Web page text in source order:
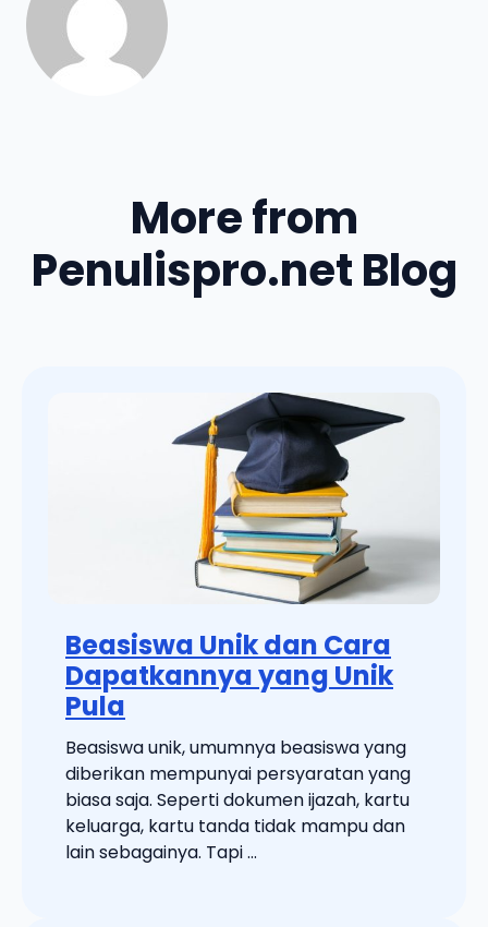
More from
Penulispro.net Blog
Beasiswa Unik dan Cara
Dapatkannya yang Unik
Pula
Beasiswa unik, umumnya beasiswa yang
diberikan mempunyai persyaratan yang
biasa saja. Seperti dokumen ijazah, kartu
keluarga, kartu tanda tidak mampu dan
lain sebagainya. Tapi ...